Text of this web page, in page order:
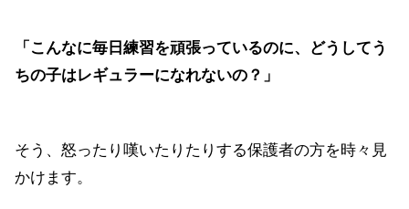
「こんなに毎日練習を頑張っているのに、どうしてう
ちの子はレギュラーになれないの？」
そう、怒ったり嘆いたりたりする保護者の方を時々見
かけます。